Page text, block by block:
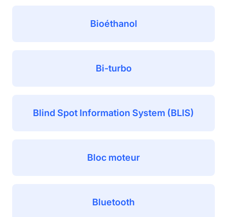
Bioéthanol
Bi-turbo
Blind Spot Information System (BLIS)
Bloc moteur
Bluetooth